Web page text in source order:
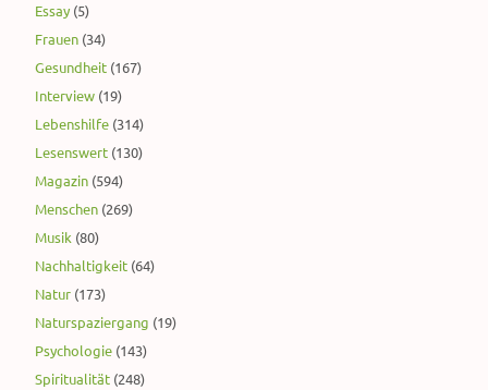
Essay (5)
Frauen (34)
Gesundheit (167)
Interview (19)
Lebenshilfe (314)
Lesenswert (130)
Magazin (594)
Menschen (269)
Musik (80)
Nachhaltigkeit (64)
Natur (173)
Naturspaziergang (19)
Psychologie (143)
Spiritualität (248)